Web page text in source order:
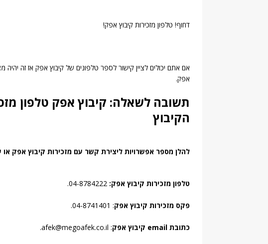
דחוף! טלפון מזכירות קיבוץ אפק!
אם אתם יכולים לציין קישור לספר טלפונים של קיבוץ אפק אז זה יהיה
אפק.
תשובה לשאלה: קיבוץ אפק טלפון
הקיבוץ
להלן מספר אפשרויות ליצירת קשר עם מזכירות קיבוץ אפק
טלפון מזכירות קיבוץ אפק: 04-8784222.
פקס מזכירות קיבוץ אפק: 04-8741401.
כתובת email קיבוץ אפק : afek@megoafek.co.il.